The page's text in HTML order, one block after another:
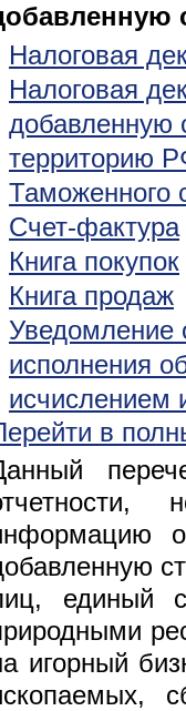
Налоговая
Налоговая
добавленную
территорию
Таможенного
Счет-фактура
Книга покупок
Книга продаж
Уведомление
исполнения
исчислением
в
единый
игорный